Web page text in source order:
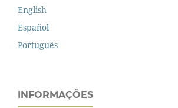
English
Español
Português
INFORMAÇÕES